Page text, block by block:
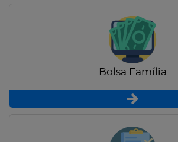
Bolsa Família